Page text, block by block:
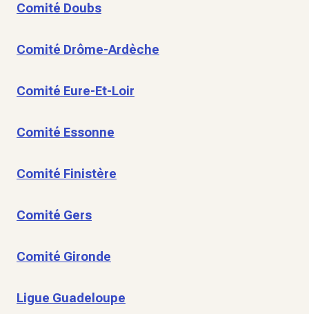
Comité Doubs
Comité Drôme-Ardèche
Comité Eure-Et-Loir
Comité Essonne
Comité Finistère
Comité Gers
Comité Gironde
Ligue Guadeloupe